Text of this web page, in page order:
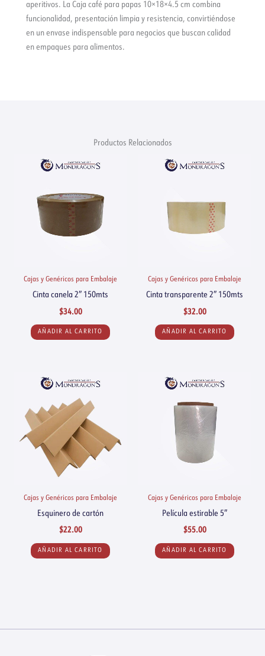
aperitivos. La Caja café para papas 10×18×4.5 cm combina
funcionalidad, presentación limpia y resistencia, convirtiéndose
en un envase indispensable para negocios que buscan calidad
en empaques para alimentos.
Productos Relacionados
Cajas y Genéricos para Embalaje
Cinta canela 2″ 150mts
$34.00
AÑADIR AL CARRITO
Cajas y Genéricos para Embalaje
Cinta transparente 2″ 150mts
$32.00
AÑADIR AL CARRITO
Cajas y Genéricos para Embalaje
Esquinero de cartón
$22.00
AÑADIR AL CARRITO
Cajas y Genéricos para Embalaje
Película estirable 5″
$55.00
AÑADIR AL CARRITO